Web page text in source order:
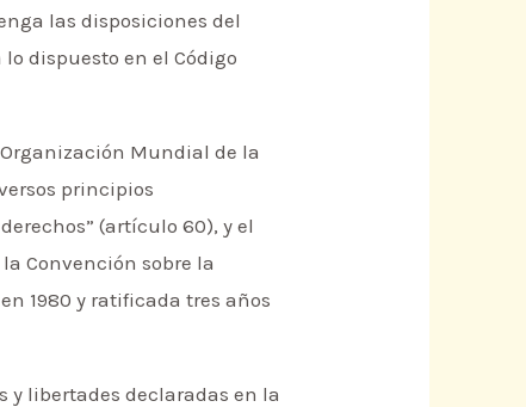
las disposiciones del
dispuesto en el Código
Mundial de la
principios
(artículo 60), y el
Convención sobre la
1980 y ratificada tres años
y libertades declaradas en la